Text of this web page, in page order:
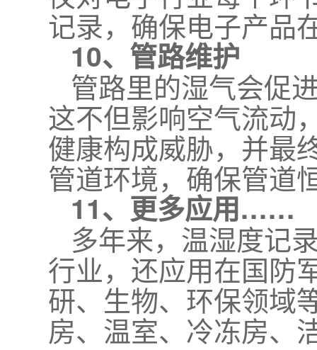
记录，确保电子产品
10、管路维护
管路里的湿气会促
这不但影响空气流动
健康构成威胁，并最
管道环境，确保管道
11、更多应用……
多年来，温湿度记
行业，还应用在国防
研、生物、环保领域
房、温室、冷冻房、